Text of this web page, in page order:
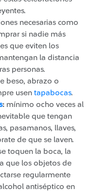
necesarias como
si nadie más
que eviten los
la distancia
personas.
beso, abrazo o
usen tapabocas.
: mínimo ocho veces al
que tengan
pasamanos, llaves,
de que se laven.
toquen la boca, la
que los objetos de
regularmente
antiséptico en